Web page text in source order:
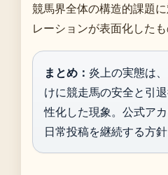
競馬界全体の構造的課題
レーションが表面化した
まとめ： 炎上の実態は
けに競走馬の安全と引
性化した現象。公式ア
日常投稿を継続する方針